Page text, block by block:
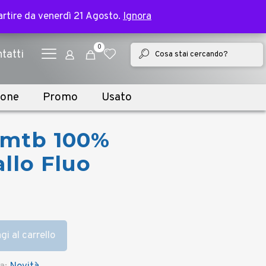
bike | Spedizione in 2 giorni lavorativi
0
Promo Usato
100%
Fluo
al carrello
da venerdì 21 Agosto. Ignora
da venerdì 21 Agosto. Ignora